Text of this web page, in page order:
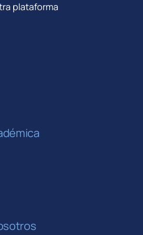
plataforma